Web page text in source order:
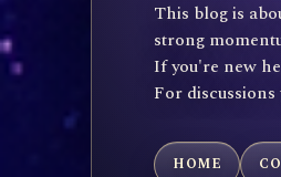
This blog is
strong
If you're new
For
HOME